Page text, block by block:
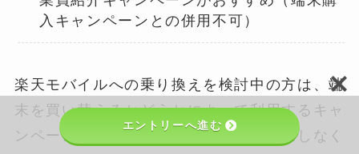
入キャンペーンとの併用不可）
楽天モバイルへの乗り換えを検討中の方は、端
末を買い替えるかどうかによって利用するキャ
ンペーンを選ぶのが、ポイント取りこぼしなく
エントリーへ進む